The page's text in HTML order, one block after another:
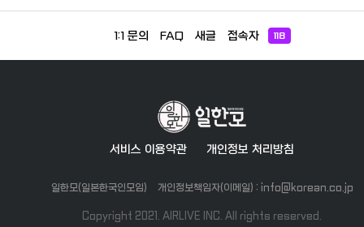
1:1 문의 FAQ 새글 접속자 118
서비스 이용약관 개인정보 처리방침
일한모(일본한국인모임) 개인정보책임자(이메일) : info@korean.co.jp
Copyright 2021. AIRLIVE INC. All rights reserved.